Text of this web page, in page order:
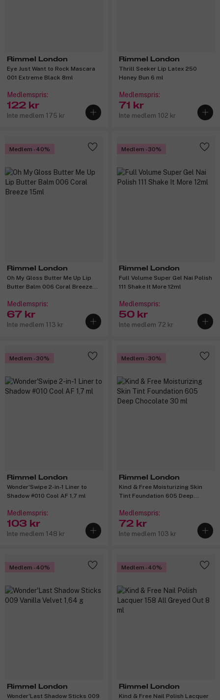
Rimmel London
Eye Just Want to Rock Mascara
001 Extreme Black 8ml
Medlemspris:
122 kr
Inte medlem 175 kr
Rimmel London
Thrill Seeker Lip Latex 250
Honey Bun 6 ml
Medlemspris:
71 kr
Inte medlem 102 kr
Medlem -40%
Rimmel London
Oh My Gloss Butter Me Up Lip
Butter Balm 006 Coral Breeze
Medlemspris:
67 kr
Inte medlem 113 kr
Medlem -30%
Rimmel London
Full Volume Super Gel Nai Polish
111 Shake It More 12ml
Medlemspris:
50 kr
Inte medlem 72 kr
Medlem -30%
Rimmel London
Wonder'Swipe 2-in-1 Liner to
Shadow #010 Cool AF 1,7 ml
Medlemspris:
103 kr
Inte medlem 148 kr
Medlem -30%
Rimmel London
Kind & Free Moisturizing Skin
Tint Foundation 605 Deep
Medlemspris:
72 kr
Inte medlem 103 kr
Medlem -40%
Rimmel London
Wonder'Last Shadow Sticks 009
Medlem -40%
Rimmel London
Kind & Free Nail Polish Lacquer